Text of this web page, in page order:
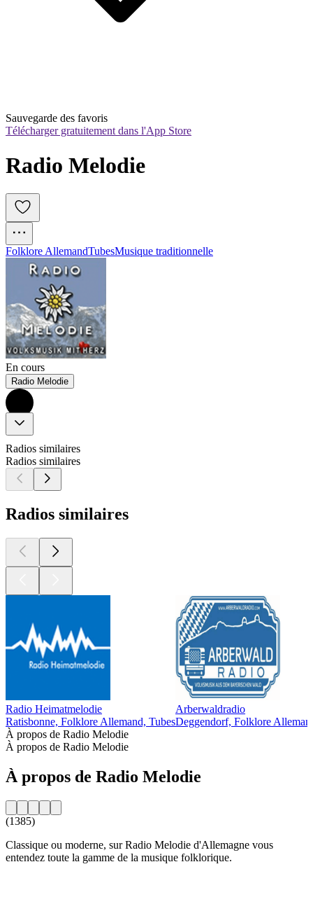
Sauvegarde des favoris
Télécharger gratuitement dans l'App Store
Radio Melodie
Folklore AllemandTubesMusique traditionnelle
En cours
Radio Melodie
Radios similaires
Radios similaires
Radios similaires
Radio Heimatmelodie
Ratisbonne, Folklore Allemand, Tubes
Arberwaldradio
Deggendorf, Folklore
À propos de Radio Melodie
À propos de Radio Melodie
À propos de Radio Melodie
(1385)
Classique ou moderne, sur Radio Melodie d'Allemagne vous
entendez toute la gamme de la musique folklorique.